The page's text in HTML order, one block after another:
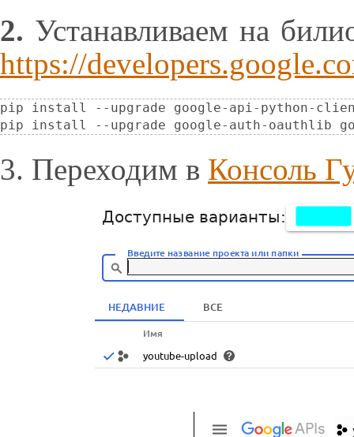
2. Устанавливаем на
https://
pip install --upgrade google-api-python-
pip install --upgrade google-auth-oauthlib
3. Переходим в Консоль